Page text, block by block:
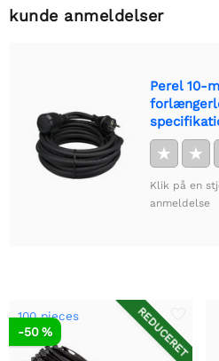
kunde anmeldelser
Perel 10-
★ ★
Klik på en
anmeldelse
REDUCERET
100 pieces
-50 %